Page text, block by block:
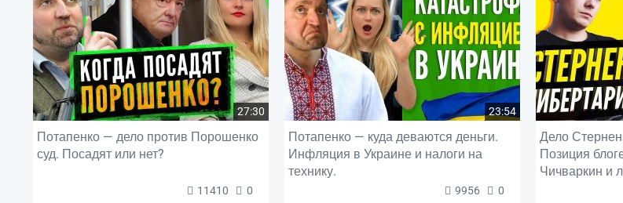
27:30
Потапенко — дело против Порошенко
суд. Посадят или нет?
11410 0
23:54
Потапенко — куда деваются деньги.
Инфляция в Украине и налоги на
технику.
9956 0
Дело
Позиция
Чичваркин и